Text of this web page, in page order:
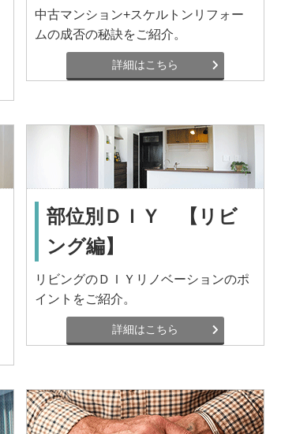
中古マンション+スケルトンリフォー
ムの成否の秘訣をご紹介。
詳細はこちら
部位別ＤＩＹ 【リビ
ング編】
リビングのＤＩＹリノベーションのポ
イントをご紹介。
詳細はこちら